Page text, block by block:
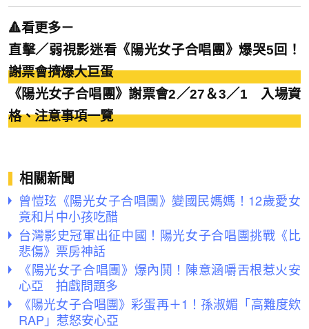
🔺看更多－
直擊／弱視影迷看《陽光女子合唱團》爆哭5回！
謝票會擠爆大巨蛋
《陽光女子合唱團》謝票會2／27＆3／1 入場資
格、注意事項一覽
相關新聞
曾愷玹《陽光女子合唱團》變國民媽媽！12歲愛女
竟和片中小孩吃醋
台灣影史冠軍出征中國！陽光女子合唱團挑戰《比
悲傷》票房神話
《陽光女子合唱團》爆內鬨！陳意涵嚼舌根惹火安
心亞 拍戲問題多
《陽光女子合唱團》彩蛋再＋1！孫淑媚「高難度欸
RAP」惹怒安心亞